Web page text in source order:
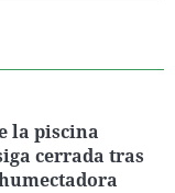
la piscina
cerrada tras